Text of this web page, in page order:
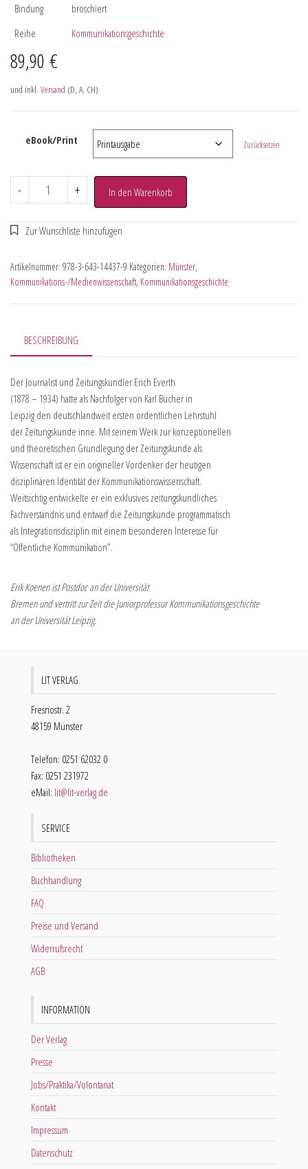
Bindung
broschiert
Reihe
Kommunikationsgeschichte
89,90 €
und inkl. Versand (D, A, CH)
eBook/Print Zurücksetzen
- + In den Warenkorb
Artikelnummer: 978-3-643-14437-9 Kategorien: Münster,
Kommunikations-/Medienwissenschaft, Kommunikationsgeschichte
BESCHREIBUNG
Der Journalist und Zeitungskundler Erich Everth
(1878 – 1934) hatte als Nachfolger von Karl Bücher in
Leipzig den deutschlandweit ersten ordentlichen Lehrstuhl
der Zeitungskunde inne. Mit seinem Werk zur konzeptionellen
und theoretischen Grundlegung der Zeitungskunde als
Wissenschaft ist er ein origineller Vordenker der heutigen
disziplinären Identität der Kommunikationswissenschaft.
Weitsichtig entwickelte er ein exklusives zeitungskundliches
Fachverständnis und entwarf die Zeitungskunde programmatisch
als Integrationsdisziplin mit einem besonderen Interesse für
“Öffentliche Kommunikation”.
Erik Koenen ist Postdoc an der Universität
Bremen und vertritt zur Zeit die Juniorprofessur Kommunikationsgeschichte
an der Universität Leipzig.
LIT VERLAG
Fresnostr. 2
48159 Münster
Telefon: 0251 62032 0
Fax: 0251 231972
eMail: lit@lit-verlag.de
SERVICE
Bibliotheken
Buchhandlung
FAQ
Preise und Versand
Widerrufsrecht
AGB
INFORMATION
Der Verlag
Presse
Jobs/Praktika/Volontariat
Kontakt
Impressum
Datenschutz